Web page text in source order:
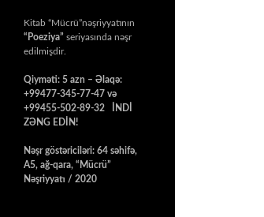
Kitab “Mücrü”nəşriyyatının
“Poeziya” seriyasında nəşr
edilmişdir.
Qiyməti: 5 azn – Əlaqə:
+99477-345-77-47 və
+99455-502-89-32 İNDİ
ZƏNG EDİN!
Nəşr göstəriciləri: 64 səhifə,
A5, ağ-qara, “Mücrü”
Nəşriyyatı / 2020